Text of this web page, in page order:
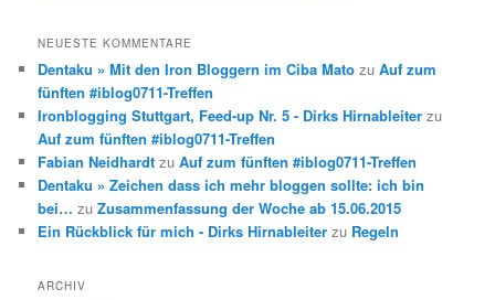
NEUESTE KOMMENTARE
Dentaku » Mit den Iron Bloggern im Ciba Mato zuAuf zum
fünften #iblog0711-Treffen
Ironblogging Stuttgart, Feed-up Nr. 5 - Dirks Hirnableiter zu
Auf zum fünften #iblog0711-Treffen
Fabian Neidhardt zuAuf zum fünften #iblog0711-Treffen
Dentaku » Zeichen dass ich mehr bloggen sollte: ich bin
bei… zuZusammenfassung der Woche ab 15.06.2015
Ein Rückblick für mich - Dirks Hirnableiter zu Regeln
ARCHIV